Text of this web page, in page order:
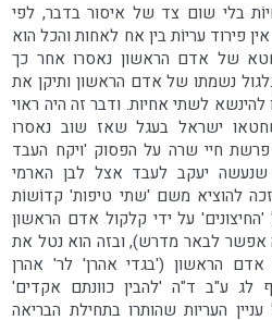
בלי שום צד של איסור בדבר, לפי
פירוד עריוֹת בין אח לאחות והכל הוא
של אדם הראשון נאסרו אחר כך
נשמתו של אדם הראשון ותיקן את
לשתי אחיות. ודבר זה היה ראוי
ישראל בעגל שאז שוב נאסרו
חיי שרה על הפסוק 'ויקח העבד
יעקב לעבד אצל לבן הארמי
להוציא משם 'שתי טיפות' קדוֹשוֹת
על ידי קלקול אדם הראשון
אפשר לבאר מדרש), ובזה הוא נטל את
אדם הראשון ('בגדי אהרן' לר' אהרן
ע"ב ד"ה 'להבין כוונתם אקדים'
העריות שהותרו בתחילת הבריאה